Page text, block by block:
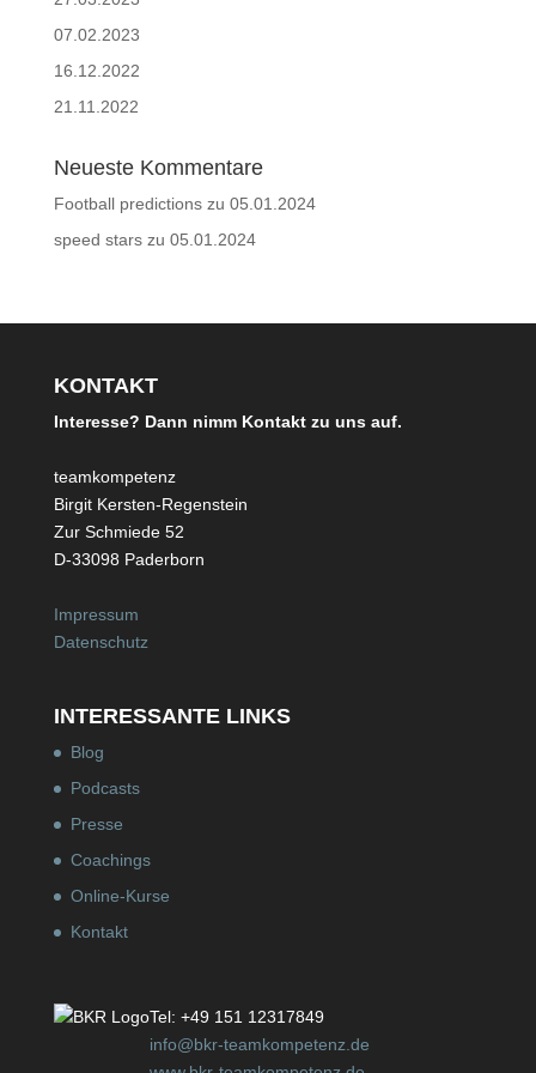
07.02.2023
16.12.2022
21.11.2022
Neueste Kommentare
Football predictionszu 05.01.2024
speed starszu 05.01.2024
KONTAKT
Interesse? Dann nimm Kontakt zu uns auf.
teamkompetenz
Birgit Kersten-Regenstein
Zur Schmiede 52
D-33098 Paderborn
Impressum
Datenschutz
INTERESSANTE LINKS
Blog
Podcasts
Presse
Coachings
Online-Kurse
Kontakt
Tel: +49 151 12317849
info@bkr-teamkompetenz.de